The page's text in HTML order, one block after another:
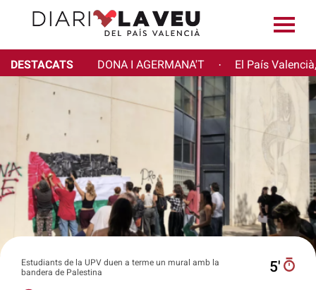
DESTACATS DONA I AGERMANA'T · El País
Estudiants de la UPV duen a terme un mural amb la
bandera de Palestina
5′